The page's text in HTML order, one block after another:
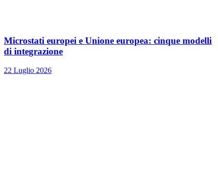
Microstati europei e Unione europea: cinque modelli
di integrazione
22 Luglio 2026